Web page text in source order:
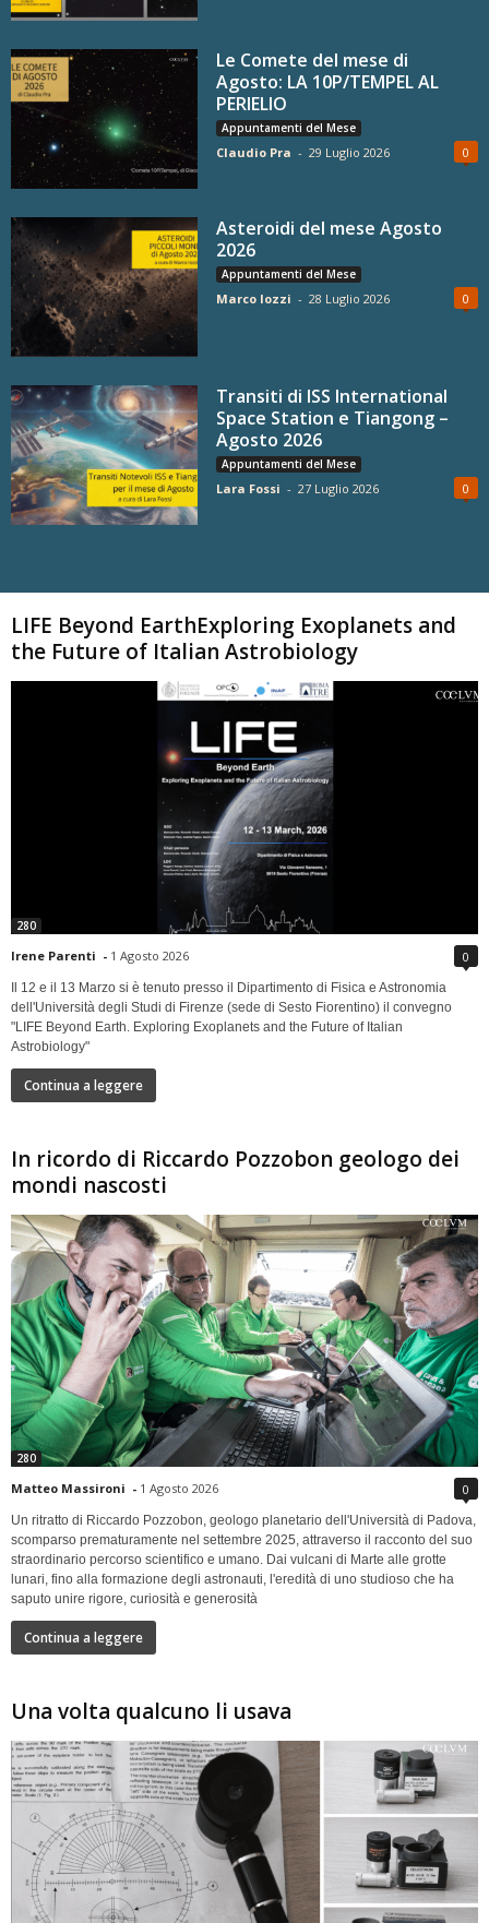
Le Comete del mese di
Agosto: LA 10P/TEMPEL AL
PERIELIO
Appuntamenti del Mese
Claudio Pra - 29 Luglio 2026 0
Asteroidi del mese Agosto
2026
Appuntamenti del Mese
Marco Iozzi - 28 Luglio 2026 0
Transiti di ISS International
Space Station e Tiangong –
Agosto 2026
Appuntamenti del Mese
Lara Fossi - 27 Luglio 2026 0
LIFE Beyond EarthExploring Exoplanets and
the Future of Italian Astrobiology
280
Irene Parenti - 1 Agosto 2026 0
Il 12 e il 13 Marzo si è tenuto presso il Dipartimento di Fisica e Astronomia
dell'Università degli Studi di Firenze (sede di Sesto Fiorentino) il convegno
"LIFE Beyond Earth. Exploring Exoplanets and the Future of Italian
Astrobiology"
Continua a leggere
In ricordo di Riccardo Pozzobon geologo dei
mondi nascosti
280
Matteo Massironi - 1 Agosto 2026 0
Un ritratto di Riccardo Pozzobon, geologo planetario dell'Università di Padova,
scomparso prematuramente nel settembre 2025, attraverso il racconto del suo
straordinario percorso scientifico e umano. Dai vulcani di Marte alle grotte
lunari, fino alla formazione degli astronauti, l'eredità di uno studioso che ha
saputo unire rigore, curiosità e generosità
Continua a leggere
Una volta qualcuno li usava